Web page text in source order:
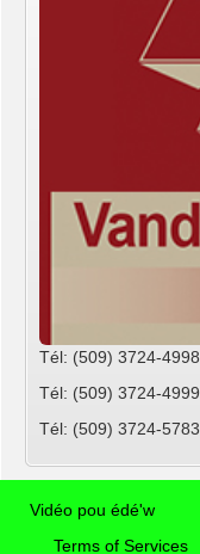
Tél: (509) 3724-4998
Tél: (509) 3724-4999
Tél: (509) 3724-5783
Vidéo pou édé'w
Terms of Services